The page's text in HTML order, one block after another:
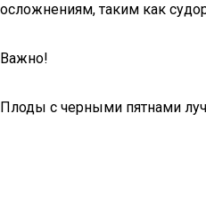
осложнениям, таким как
Важно!
Плоды с черными пятнами